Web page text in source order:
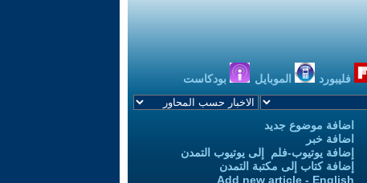
فليبورد الموبايل بودكاست
اضافة موضوع جديد
اضافة خبر
إضافة يوتيوب-فلم إلى يوتيوب التمدن
إضافة كتاب إلى مكتبة التمدن
Add new article - English